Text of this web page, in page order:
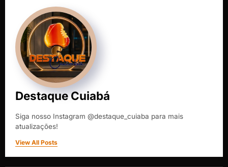
Destaque Cuiabá
Siga nosso Instagram @destaque_cuiaba para mais
atualizações!
View All Posts